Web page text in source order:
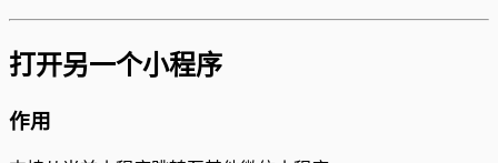
打开另一个小程序
作用